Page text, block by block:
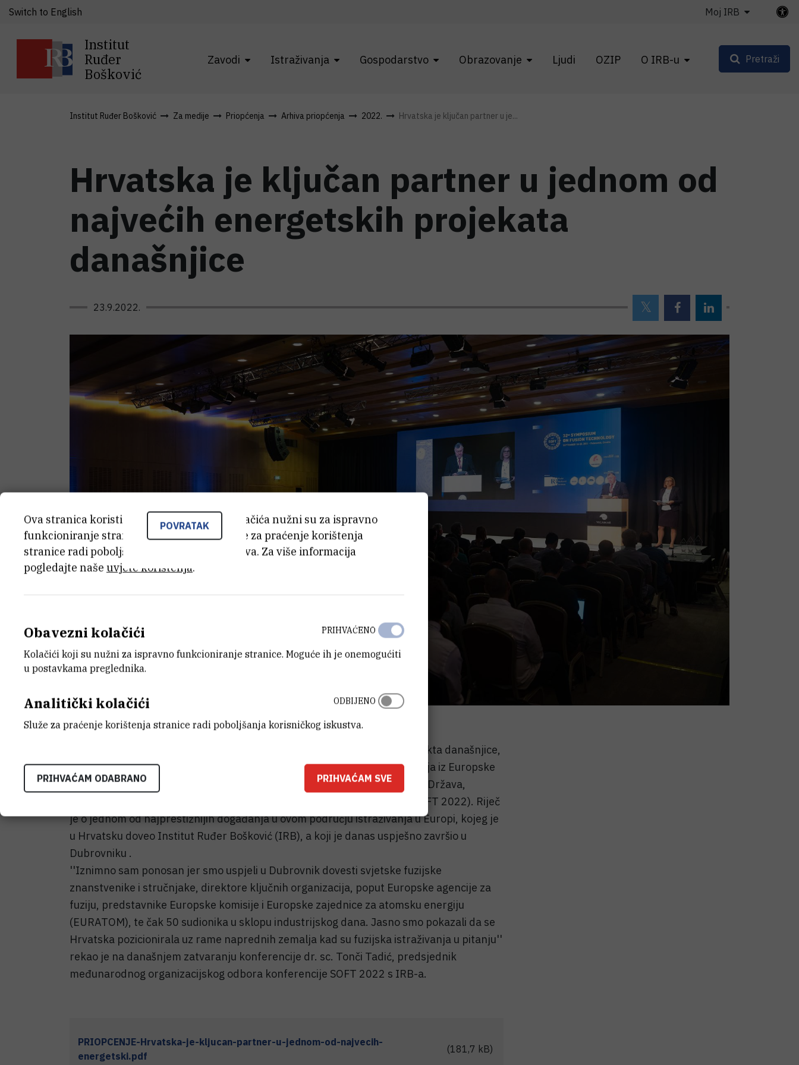
Institut
Ruđer
Bošković
Zavodi Istraživanja Gospodarstvo Obrazovanje Ljudi OZIP O IRB-u
Switch to English Moj IRB
Pretraži
Institut Ruđer Bošković Za medije Priopćenja Arhiva priopćenja 2022. Hrvatska je ključan partner u je...
Hrvatska je ključan partner u jednom od
najvećih energetskih projekata
današnjice
23.9.2022.
Hrvatska je ravnopravni partner u jednom od najvećih energetskih projekta današnjice,
potvrdilo je skoro tisuću znanstvenika, stručnjaka i predstavnika industrija iz Europske
unije, Velike Britanije, Kine, Japana, Južne Koreje i Sjedinjenih Američkih Država,
okupljenih u Dubrovniku u sklopu 32. Simpozija o fuzijskoj tehnologiji (SOFT 2022). Riječ
je o jednom od najprestižnijih događanja u ovom području istraživanja u Europi, kojeg je
u Hrvatsku doveo Institut Ruđer Bošković (IRB), a koji je danas uspješno završio u
Dubrovniku .
''Iznimno sam ponosan jer smo uspjeli u Dubrovnik dovesti svjetske fuzijske
znanstvenike i stručnjake, direktore ključnih organizacija, poput Europske agencije za
fuziju, predstavnike Europske komisije i Europske zajednice za atomsku energiju
(EURATOM), te čak 50 sudionika u sklopu industrijskog dana. Jasno smo pokazali da se
Hrvatska pozicionirala uz rame naprednih zemalja kad su fuzijska istraživanja u pitanju''
rekao je na današnjem zatvaranju konferencije dr. sc. Tonči Tadić, predsjednik
međunarodnog organizacijskog odbora konferencije SOFT 2022 s IRB-a.
PRIOPCENJE-Hrvatska-je-kljucan-partner-u-jednom-od-najvecih-
energetski.pdf
(181,7 kB)
POVRATAK
Ova stranica koristi kolačiće. Neki od tih kolačića nužni su za ispravno
funkcioniranje stranice, dok se drugi koriste za praćenje korištenja
stranice radi poboljšanja korisničkog iskustva. Za više informacija
pogledajte naše uvjete korištenja.
Obavezni kolačići
Kolačići koji su nužni za ispravno funkcioniranje stranice. Moguće ih je onemogućiti
u postavkama preglednika.
PRIHVAĆENO
Analitički kolačići
Služe za praćenje korištenja stranice radi poboljšanja korisničkog iskustva.
ODBIJENO
PRIHVAĆAM ODABRANO PRIHVAĆAM SVE